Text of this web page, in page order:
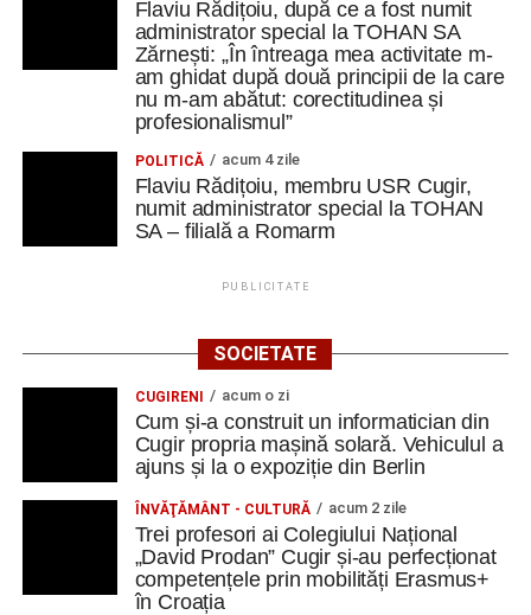
Flaviu Rădițoiu, după ce a fost numit
administrator special la TOHAN SA
Zărnești: „În întreaga mea activitate m-
am ghidat după două principii de la care
nu m-am abătut: corectitudinea și
profesionalismul”
POLITICĂ acum 4 zile
Flaviu Rădițoiu, membru USR Cugir,
numit administrator special la TOHAN
SA – filială a Romarm
PUBLICITATE
SOCIETATE
CUGIRENI acum o zi
Cum și-a construit un informatician din
Cugir propria mașină solară. Vehiculul a
ajuns și la o expoziție din Berlin
ÎNVĂŢĂMÂNT - CULTURĂ acum 2 zile
Trei profesori ai Colegiului Național
„David Prodan” Cugir și-au perfecționat
competențele prin mobilități Erasmus+
în Croația